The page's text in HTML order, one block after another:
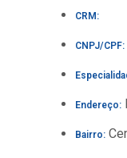
CRM:
CNPJ/CPF:
Endereço:
Bairro: